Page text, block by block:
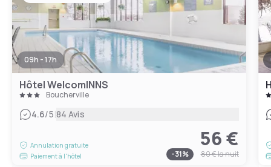
09h - 17h
Hôtel WelcomINNS
Boucherville
4.6/5|84 Avis
Annulation gratuite
Paiement à l'hôtel
56 €
-31% 80 €la nuit